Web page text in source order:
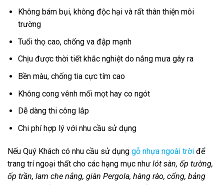
Không bám bụi, không độc hại và rất thân thiện môi
trường
Tuổi thọ cao, chống va đập mạnh
Chịu được thời tiết khắc nghiệt do nắng mưa gây ra
Bền màu, chống tia cực tím cao
Không cong vênh mối mọt hay co ngót
Dễ dàng thi công lắp
Chi phí hợp lý với nhu cầu sử dụng
Nếu Quý Khách có nhu cầu sử dụng gỗ nhựa ngoài trời để
trang trí ngoại thất cho các hạng mục như lót sàn, ốp tường,
ốp trần, lam che nắng, giàn Pergola, hàng rào, cổng, bảng